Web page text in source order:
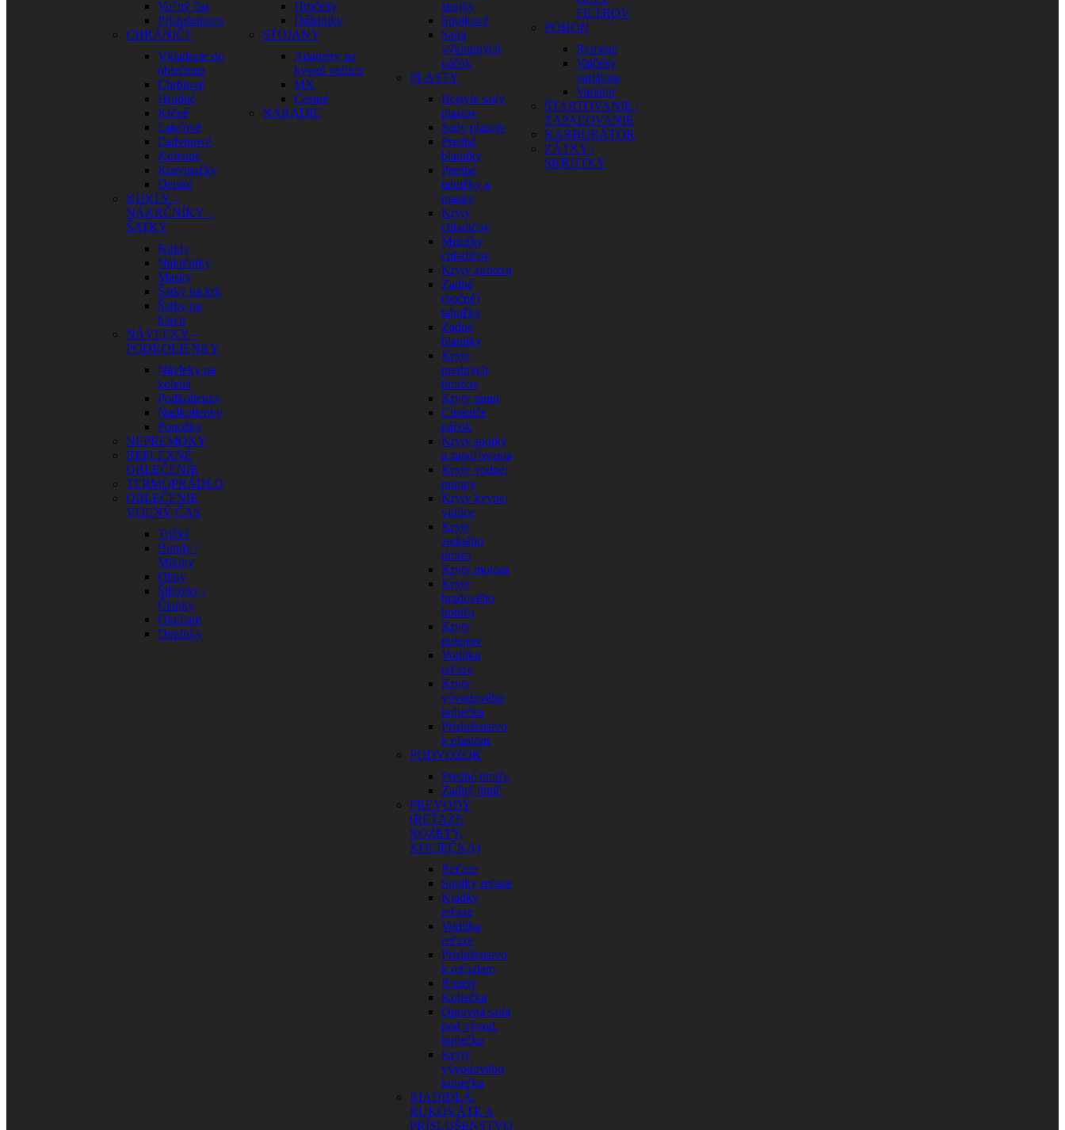
Voľný čas
Príslušenstvo
CHRÁNIČE
Vkladacie do
oblečenia
Chrbtové
Hrudné
Krčné
Lakťové
Ľadvinové
Kolenné
Korytnačky
Detské
KUKLY –
NÁKRČNÍKY –
ŠATKY
Kukly
Nákrčníky
Masky
Šatky na krk
Šatky na
hlavu
NÁVLEKY –
PODKOLIENKY
Návleky na
kolená
Podkolienky
Nadkolienky
Ponožky
NEPREMOKY
REFLEXNÉ
OBLEČENIE
TERMOPRÁDLO
OBLEČENIE
VOĽNÝ ČAS
Tričká
Bundy /
Mikiny
Obuv
Šiltovky /
Čiapky
Okuliare
Doplnky
Hrnčeky
Dáždniky
STOJANY
Adaptéry na
kyvnú vidlicu
MX
Cestné
NÁRADIE
spojky
Spojkové
Sada
výklopných
páčok
PLASTY
Restyle sady
plastov
Sady plastov
Predné
blatníky
Predné
tabuľky a
masky
Kryty
chladičov
Mriežky
chladičov
Kryty airboxu
Zadné
(bočné)
tabuľky
Zadné
blatníky
Kryty
predných
tlmičov
Kryty rámu
Chrániče
páčok
Kryty spojky
a zapaľovania
Kryty vodnej
pumpy
Kryty kyvnej
vidlice
Kryty
zadného
tlmiča
Kryty motora
Kryty
brzdového
kotúča
Kryty
polepov
Vodítka
reťaze
Kryty
vývodového
koliečka
Príslušenstvo
k plastom
PODVOZOK
Predné tlmiče
Zadný tlmič
PREVODY
(REŤAZE,
ROZETY,
KOLIEČKA)
Reťaze
Spojky reťaze
Kladky
reťaze
Vodítka
reťaze
Príslušenstvo
k reťaziam
Rozety
Koliečka
Opravná sada
pod vývod.
koliečko
Kryty
vývodového
koliečka
RIADIDLÁ,
RUKOVÄTE A
PRÍSLUŠENSTVO
FILTROV
POHON
Remene
Valčeky
variátora
Variátor
ŠTARTOVANIE /
ZAPAĽOVANIE
KARBURÁTOR
ZÁTKY /
SKRUTKY